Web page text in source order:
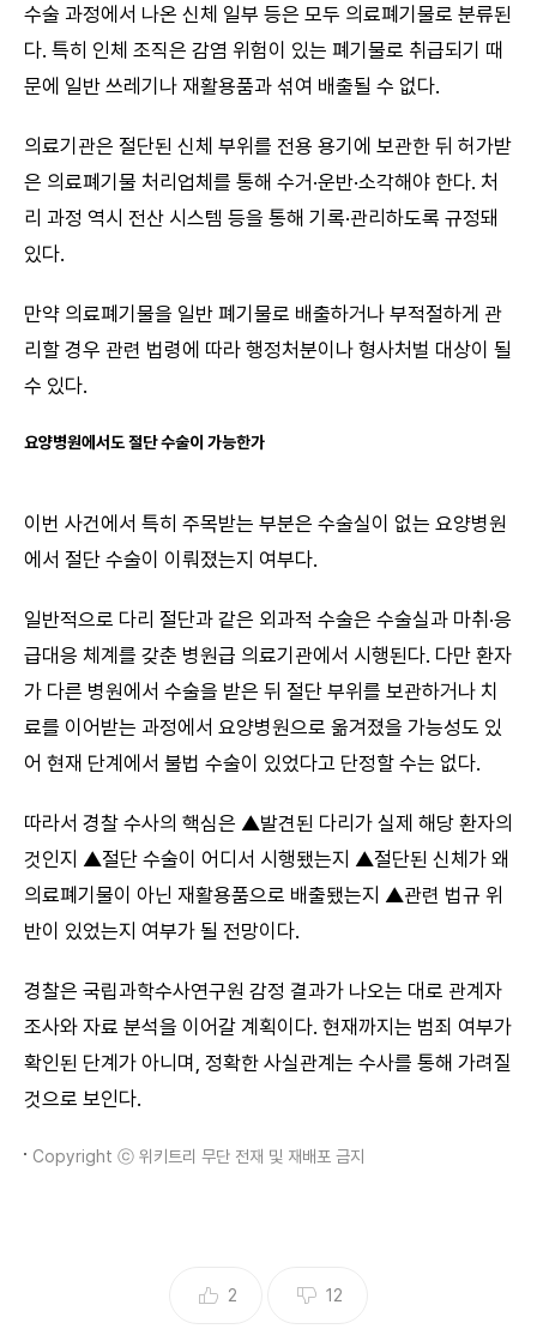
수술 과정에서 나온 신체 일부 등은 모두 의료폐기물로 분류된
다. 특히 인체 조직은 감염 위험이 있는 폐기물로 취급되기 때
문에 일반 쓰레기나 재활용품과 섞여 배출될 수 없다.
의료기관은 절단된 신체 부위를 전용 용기에 보관한 뒤 허가받
은 의료폐기물 처리업체를 통해 수거·운반·소각해야 한다. 처
리 과정 역시 전산 시스템 등을 통해 기록·관리하도록 규정돼
있다.
만약 의료폐기물을 일반 폐기물로 배출하거나 부적절하게 관
리할 경우 관련 법령에 따라 행정처분이나 형사처벌 대상이 될
수 있다.
요양병원에서도 절단 수술이 가능한가
이번 사건에서 특히 주목받는 부분은 수술실이 없는 요양병원
에서 절단 수술이 이뤄졌는지 여부다.
일반적으로 다리 절단과 같은 외과적 수술은 수술실과 마취·응
급대응 체계를 갖춘 병원급 의료기관에서 시행된다. 다만 환자
가 다른 병원에서 수술을 받은 뒤 절단 부위를 보관하거나 치
료를 이어받는 과정에서 요양병원으로 옮겨졌을 가능성도 있
어 현재 단계에서 불법 수술이 있었다고 단정할 수는 없다.
따라서 경찰 수사의 핵심은 ▲발견된 다리가 실제 해당 환자의
것인지 ▲절단 수술이 어디서 시행됐는지 ▲절단된 신체가 왜
의료폐기물이 아닌 재활용품으로 배출됐는지 ▲관련 법규 위
반이 있었는지 여부가 될 전망이다.
경찰은 국립과학수사연구원 감정 결과가 나오는 대로 관계자
조사와 자료 분석을 이어갈 계획이다. 현재까지는 범죄 여부가
확인된 단계가 아니며, 정확한 사실관계는 수사를 통해 가려질
것으로 보인다.
Copyright ⓒ 위키트리 무단 전재 및 재배포 금지
2 12